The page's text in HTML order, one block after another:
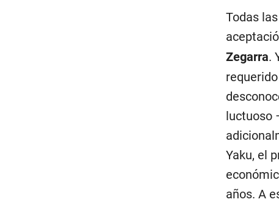
Todas
Zegarra.
luctuoso
Yaku, el
años. A